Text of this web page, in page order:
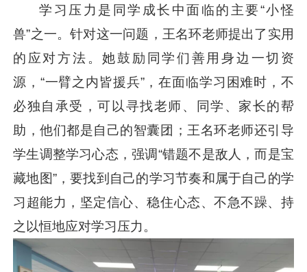
学习压力是同学成长中面临的主要“小怪
兽”之一。针对这一问题，王名环老师提出了实用
的应对方法。她鼓励同学们善用身边一切资
源，“一臂之内皆援兵”，在面临学习困难时，不
必独自承受，可以寻找老师、同学、家长的帮
助，他们都是自己的智囊团；王名环老师还引导
学生调整学习心态，强调“错题不是敌人，而是宝
藏地图”，要找到自己的学习节奏和属于自己的学
习超能力，坚定信心、稳住心态、不急不躁、持
之以恒地应对学习压力。